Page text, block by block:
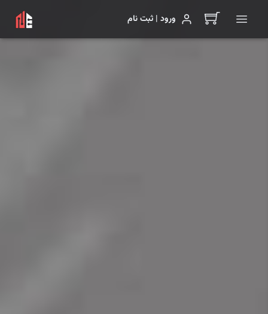
ورود | ثبت نام